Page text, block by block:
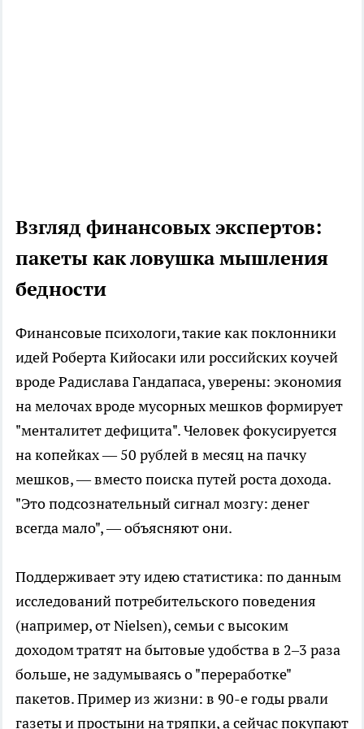
Взгляд финансовых экспертов:
пакеты как ловушка мышления
бедности
Финансовые психологи, такие как поклонники
идей Роберта Кийосаки или российских коучей
вроде Радислава Гандапаса, уверены: экономия
на мелочах вроде мусорных мешков формирует
"менталитет дефицита". Человек фокусируется
на копейках — 50 рублей в месяц на пачку
мешков, — вместо поиска путей роста дохода.
"Это подсознательный сигнал мозгу: денег
всегда мало", — объясняют они.
Поддерживает эту идею статистика: по данным
исследований потребительского поведения
(например, от Nielsen), семьи с высоким
доходом тратят на бытовые удобства в 2–3 раза
больше, не задумываясь о "переработке"
пакетов. Пример из жизни: в 90-е годы рвали
газеты и простыни на тряпки, а сейчас покупают